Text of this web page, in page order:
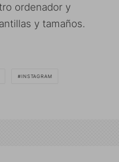
ordenador y
y tamaños.
INSTAGRAM